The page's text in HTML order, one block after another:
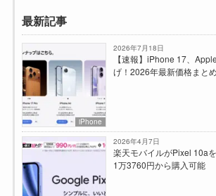
最新記事
iPhone
2026年7月18日
【速報】iPhone 17、
げ！2026年最新価格まとめ
2026年4月7日
楽天モバイルがPixel 10a
1万3760円から購入可能